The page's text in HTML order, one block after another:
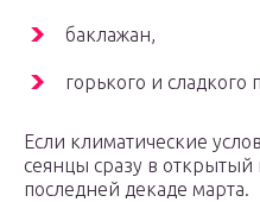
баклажан,
горького и сладкого
Если климатические
сеянцы сразу в открытый
последней декаде марта.